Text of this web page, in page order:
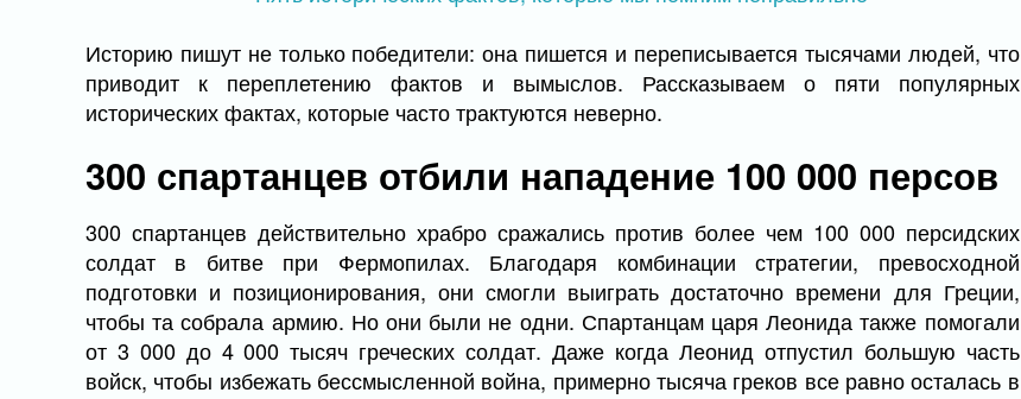
Историю пишут не только победители: она пишется и переписывается тысячами людей, что
приводит к переплетению фактов и вымыслов. Рассказываем о пяти популярных
исторических фактах, которые часто трактуются неверно.
300 спартанцев отбили нападение 100 000 персов
300 спартанцев действительно храбро сражались против более чем 100 000 персидских
солдат в битве при Фермопилах. Благодаря комбинации стратегии, превосходной
подготовки и позиционирования, они смогли выиграть достаточно времени для Греции,
чтобы та собрала армию. Но они были не одни. Спартанцам царя Леонида также помогали
от 3 000 до 4 000 тысяч греческих солдат. Даже когда Леонид отпустил большую часть
войск, чтобы избежать бессмысленной война, примерно тысяча греков все равно осталась в